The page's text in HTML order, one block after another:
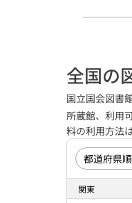
全国の
国立国会図書
所蔵館、利用
料の利用方法
関東